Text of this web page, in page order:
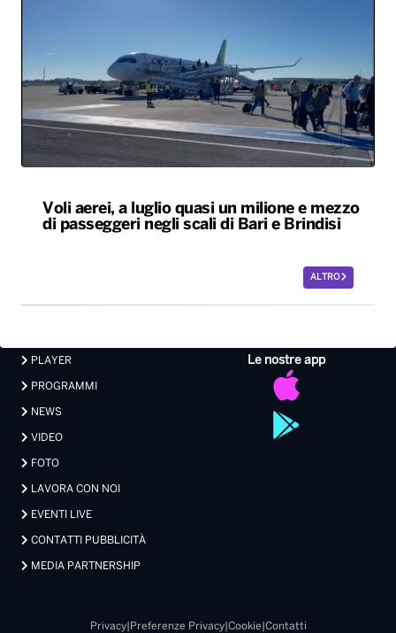
Voli aerei, a luglio quasi un milione e mezzo
di passeggeri negli scali di Bari e Brindisi
ALTRO
Le nostre app
PLAYER
PROGRAMMI
NEWS
VIDEO
FOTO
LAVORA CON NOI
EVENTI LIVE
CONTATTI PUBBLICITÀ
MEDIA PARTNERSHIP
Privacy| Preferenze Privacy| Cookie Contatti